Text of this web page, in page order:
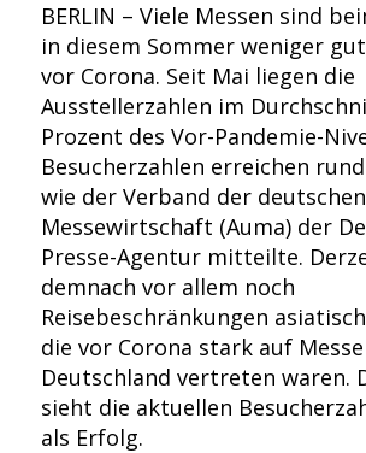
BERLIN – Viele Messen sind
in diesem Sommer weniger
vor Corona. Seit Mai liegen die
Ausstellerzahlen im
Prozent des Vor-Pandemie-
Besucherzahlen erreichen
wie der Verband der deutschen
Messewirtschaft (Auma) der
Presse-Agentur mitteilte.
demnach vor allem noch
Reisebeschränkungen
die vor Corona stark auf
Deutschland vertreten waren.
sieht die aktuellen
als Erfolg.